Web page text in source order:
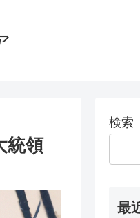
統領
検索
最